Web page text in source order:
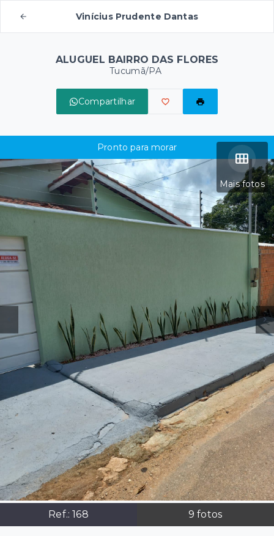
Vinícius Prudente Dantas
ALUGUEL BAIRRO DAS FLORES
Tucumã/PA
Compartilhar
Mais fotos
Ref.:168 9 fotos
Pronto para morar